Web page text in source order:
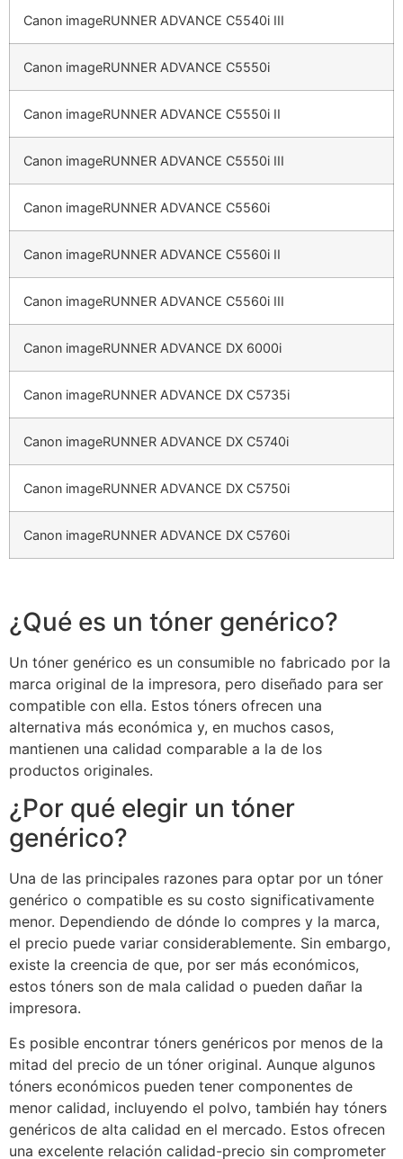
Canon imageRUNNER ADVANCE C5540i III
Canon imageRUNNER ADVANCE C5550i
Canon imageRUNNER ADVANCE C5550i II
Canon imageRUNNER ADVANCE C5550i III
Canon imageRUNNER ADVANCE C5560i
Canon imageRUNNER ADVANCE C5560i II
Canon imageRUNNER ADVANCE C5560i III
Canon imageRUNNER ADVANCE DX 6000i
Canon imageRUNNER ADVANCE DX C5735i
Canon imageRUNNER ADVANCE DX C5740i
Canon imageRUNNER ADVANCE DX C5750i
Canon imageRUNNER ADVANCE DX C5760i
¿Qué es un tóner genérico?
Un tóner genérico es un consumible no fabricado por la
marca original de la impresora, pero diseñado para ser
compatible con ella. Estos tóners ofrecen una
alternativa más económica y, en muchos casos,
mantienen una calidad comparable a la de los
productos originales.
¿Por qué elegir un tóner
genérico?
Una de las principales razones para optar por un tóner
genérico o compatible es su costo significativamente
menor. Dependiendo de dónde lo compres y la marca,
el precio puede variar considerablemente. Sin embargo,
existe la creencia de que, por ser más económicos,
estos tóners son de mala calidad o pueden dañar la
impresora.
Es posible encontrar tóners genéricos por menos de la
mitad del precio de un tóner original. Aunque algunos
tóners económicos pueden tener componentes de
menor calidad, incluyendo el polvo, también hay tóners
genéricos de alta calidad en el mercado. Estos ofrecen
una excelente relación calidad-precio sin comprometer